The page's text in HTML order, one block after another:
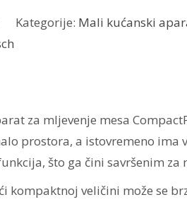
Kategorije: Mali kućanski
za mljevenje mesa
prostora, a istovremeno ima
što ga čini savršenim za
kompaktnoj veličini može se